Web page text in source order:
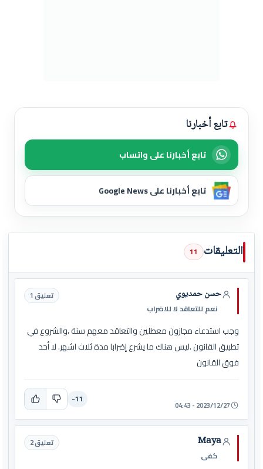
تابع أخبارنا
تابع أخبارنا على واتساب
تابع أخبارنا على Google News
التعليقات 11
حسن حمديوي
نعم للتعاقد لا للاضراب
تعليق 1
وجب استدعاء مجازون معطلين والتعاقد معهم سنة ،والشروع في
تطبيق القانون .ليس هناك ما يشرع إضرابا مدة ثلاث اشهر. لا أحد
فوق القانون
2023/12/27 - 04:43
-11
Maya
كفى
تعليق 2